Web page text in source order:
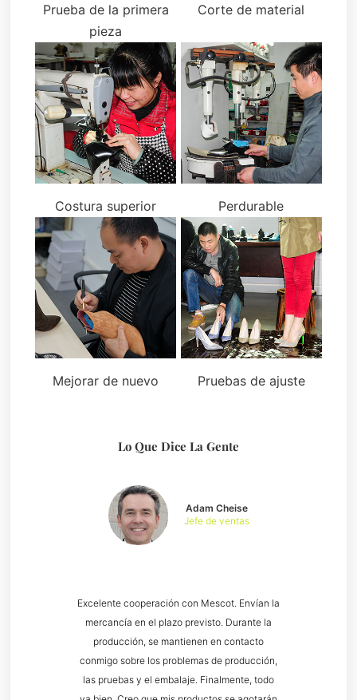
Prueba de la primera
pieza
Corte de material
Costura superior Perdurable
Mejorar de nuevo Pruebas de ajuste
Lo Que Dice La Gente
Excelente cooperación con Mescot. Envían la
mercancía en el plazo previsto. Durante la
producción, se mantienen en contacto
conmigo sobre los problemas de producción,
las pruebas y el embalaje. Finalmente, todo
Adam Cheise
Jefe de ventas